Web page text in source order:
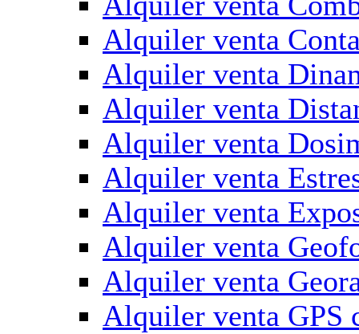
Alquiler venta
Alquiler venta
Alquiler venta
Alquiler venta
Alquiler venta
Alquiler venta
Alquiler venta
Alquiler venta
Alquiler venta GPS